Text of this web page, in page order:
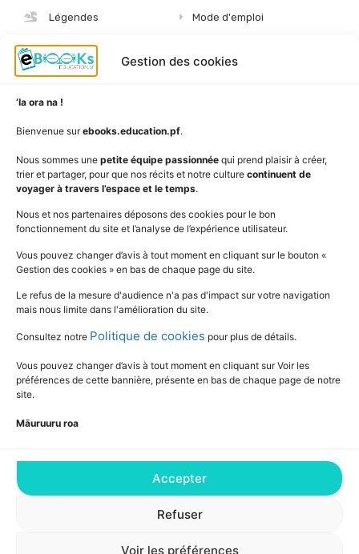
Gestion des cookies
’Ia ora na !
Bienvenue surebooks.education.pf.
Nous sommes une petite équipe passionnée qui prend plaisir à créer,
trier et partager, pour que nos récits et notre culture continuent de
voyager à travers l’espace et le temps.
Nous et nos partenaires déposons des cookies pour le bon
fonctionnement du site et l’analyse de l’expérience utilisateur.
Vous pouvez changer d’avis à tout moment en cliquant sur le bouton «
Gestion des cookies » en bas de chaque page du site.
Le refus de la mesure d'audience n'a pas d'impact sur votre navigation
mais nous limite dans l'amélioration du site.
Consultez notre Politique de cookies pour plus de détails.
Vous pouvez changer d’avis à tout moment en cliquant sur Voir les
préférences de cette bannière, présente en bas de chaque page de notre
site.
Māuruuru roa
Accepter
Refuser
Voir les préférences
Légendes
Albums
Langues
Niveaux
AudioBooks
Outils
Vidéos
Mode d'emploi
Mentions légales
www.education.pf
SUIVEZ L'ACTUALITÉ DE L'ÉDUCATION
Consultez notre Déclaration relative aux